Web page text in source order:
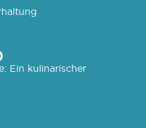
Ein kulinarischer